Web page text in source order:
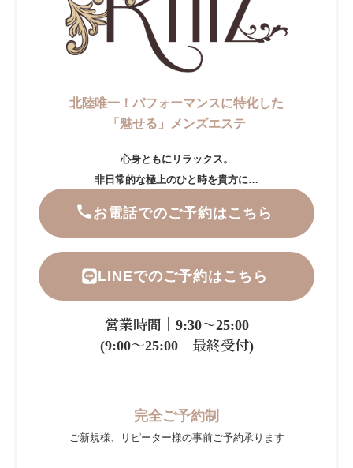
北陸唯一！パフォーマンスに特化した
「魅せる」メンズエステ
心身ともにリラックス。
非日常的な極上のひと時を貴方に…
お電話でのご予約はこちら
LINEでのご予約はこちら
営業時間｜9:30～25:00
(9:00～25:00 最終受付)
完全ご予約制
ご新規様、リピーター様の事前ご予約承ります